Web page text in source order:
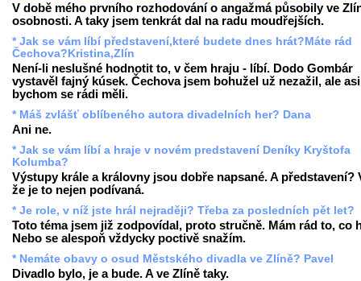
V době mého prvního rozhodování o angažmá působily ve
osobnosti. A taky jsem tenkrát dal na radu moudřejších.
* Jak se vám líbí představení,které budete dnes hrát?Máte rád
Čechova?Kristina,Zlín
Není-li neslušné hodnotit to, v čem hraju - líbí. Dodo Gombár
vystavěl fajný kúsek. Čechova jsem bohužel už nezažil, ale asi
bychom se rádi měli.
* Máš zvlášť oblíbeného autora divadelních her? Dana
Ani ne.
* Jak se vám líbí a hraje v novém predstavení Deníky Kryštofa
Kolumba?
Výstupy krále a královny jsou dobře napsané. A představení?
že je to nejen podívaná.
* Je role, v níž jste hrál nejraději? Třeba za posledních pět let?
Toto téma jsem již zodpovídal, proto stručně. Mám rád to, co
Nebo se alespoň vždycky poctivě snažím.
* Nemáte obavy o osud Městského divadla ve Zlíně? Pavel
Divadlo bylo, je a bude. A ve Zlíně taky.